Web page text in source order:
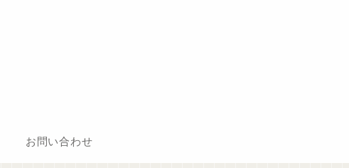
お問い合わせ